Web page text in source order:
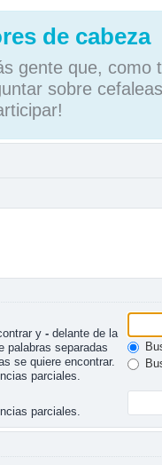
de cabeza
gente que, como
sobre
y - delante de la
palabras separadas
se quiere encontrar.
parciales.
parciales.